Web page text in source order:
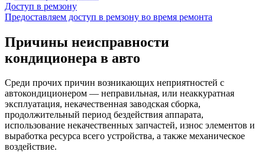
Доступ в ремзону
Предоставляем доступ в ремзону во время ремонта
Причины неисправности
кондиционера в авто
Среди прочих причин возникающих неприятностей с
автокондиционером — неправильная, или неаккуратная
эксплуатация, некачественная заводская сборка,
продолжительный период бездействия аппарата,
использование некачественных запчастей, износ элементов и
выработка ресурса всего устройства, а также механическое
воздействие.